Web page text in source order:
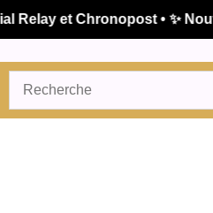
et Chronopost • ✨